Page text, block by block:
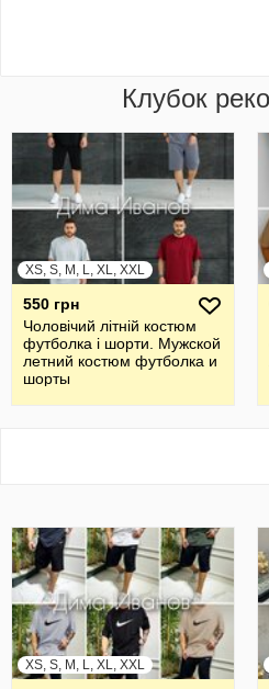
Клубок
XS, S, M, L, XL, XXL
550 грн
Чоловічий літній костюм
футболка і шорти. Мужской
летний костюм футболка и
шорты
XS, S, M, L, XL, XXL